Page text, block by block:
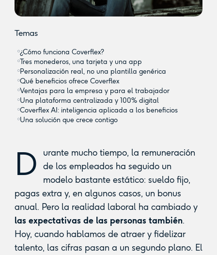
Temas
¿Cómo funciona Coverflex?
Tres monederos, una tarjeta y una app
Personalización real, no una plantilla genérica
Qué beneficios ofrece Coverflex
Ventajas para la empresa y para el trabajador
Una plataforma centralizada y 100% digital
Coverflex AI: inteligencia aplicada a los beneficios
Una solución que crece contigo
D
urante mucho tiempo, la remuneración
de los empleados ha seguido un
modelo bastante estático: sueldo fijo,
pagas extra y, en algunos casos, un bonus
anual. Pero la realidad laboral ha cambiado y
las expectativas de las personas también.
Hoy, cuando hablamos de atraer y fidelizar
talento, las cifras pasan a un segundo plano. El